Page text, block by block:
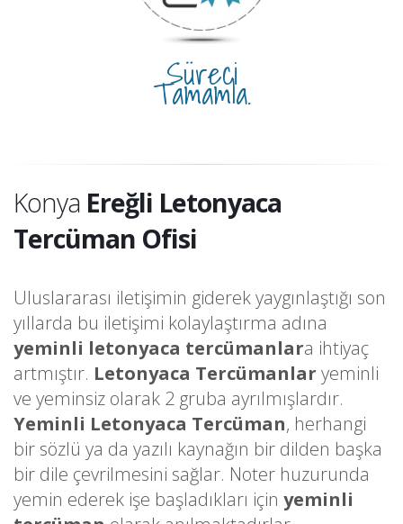
Süreci
Tamamla.
Konya Ereğli Letonyaca
Tercüman Ofisi
Uluslararası iletişimin giderek yaygınlaştığı son
yıllarda bu iletişimi kolaylaştırma adına
yeminli letonyaca tercümanlara ihtiyaç
artmıştır. Letonyaca Tercümanlar yeminli
ve yeminsiz olarak 2 gruba ayrılmışlardır.
Yeminli Letonyaca Tercüman, herhangi
bir sözlü ya da yazılı kaynağın bir dilden başka
bir dile çevrilmesini sağlar. Noter huzurunda
yemin ederek işe başladıkları için yeminli